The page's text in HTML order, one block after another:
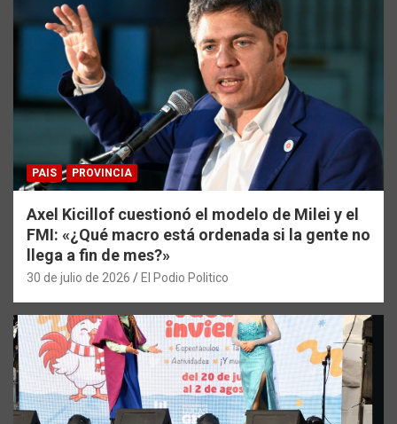
PAIS PROVINCIA
Axel Kicillof cuestionó el modelo de Milei y el
FMI: «¿Qué macro está ordenada si la gente no
llega a fin de mes?»
30 de julio de 2026 El Podio Politico